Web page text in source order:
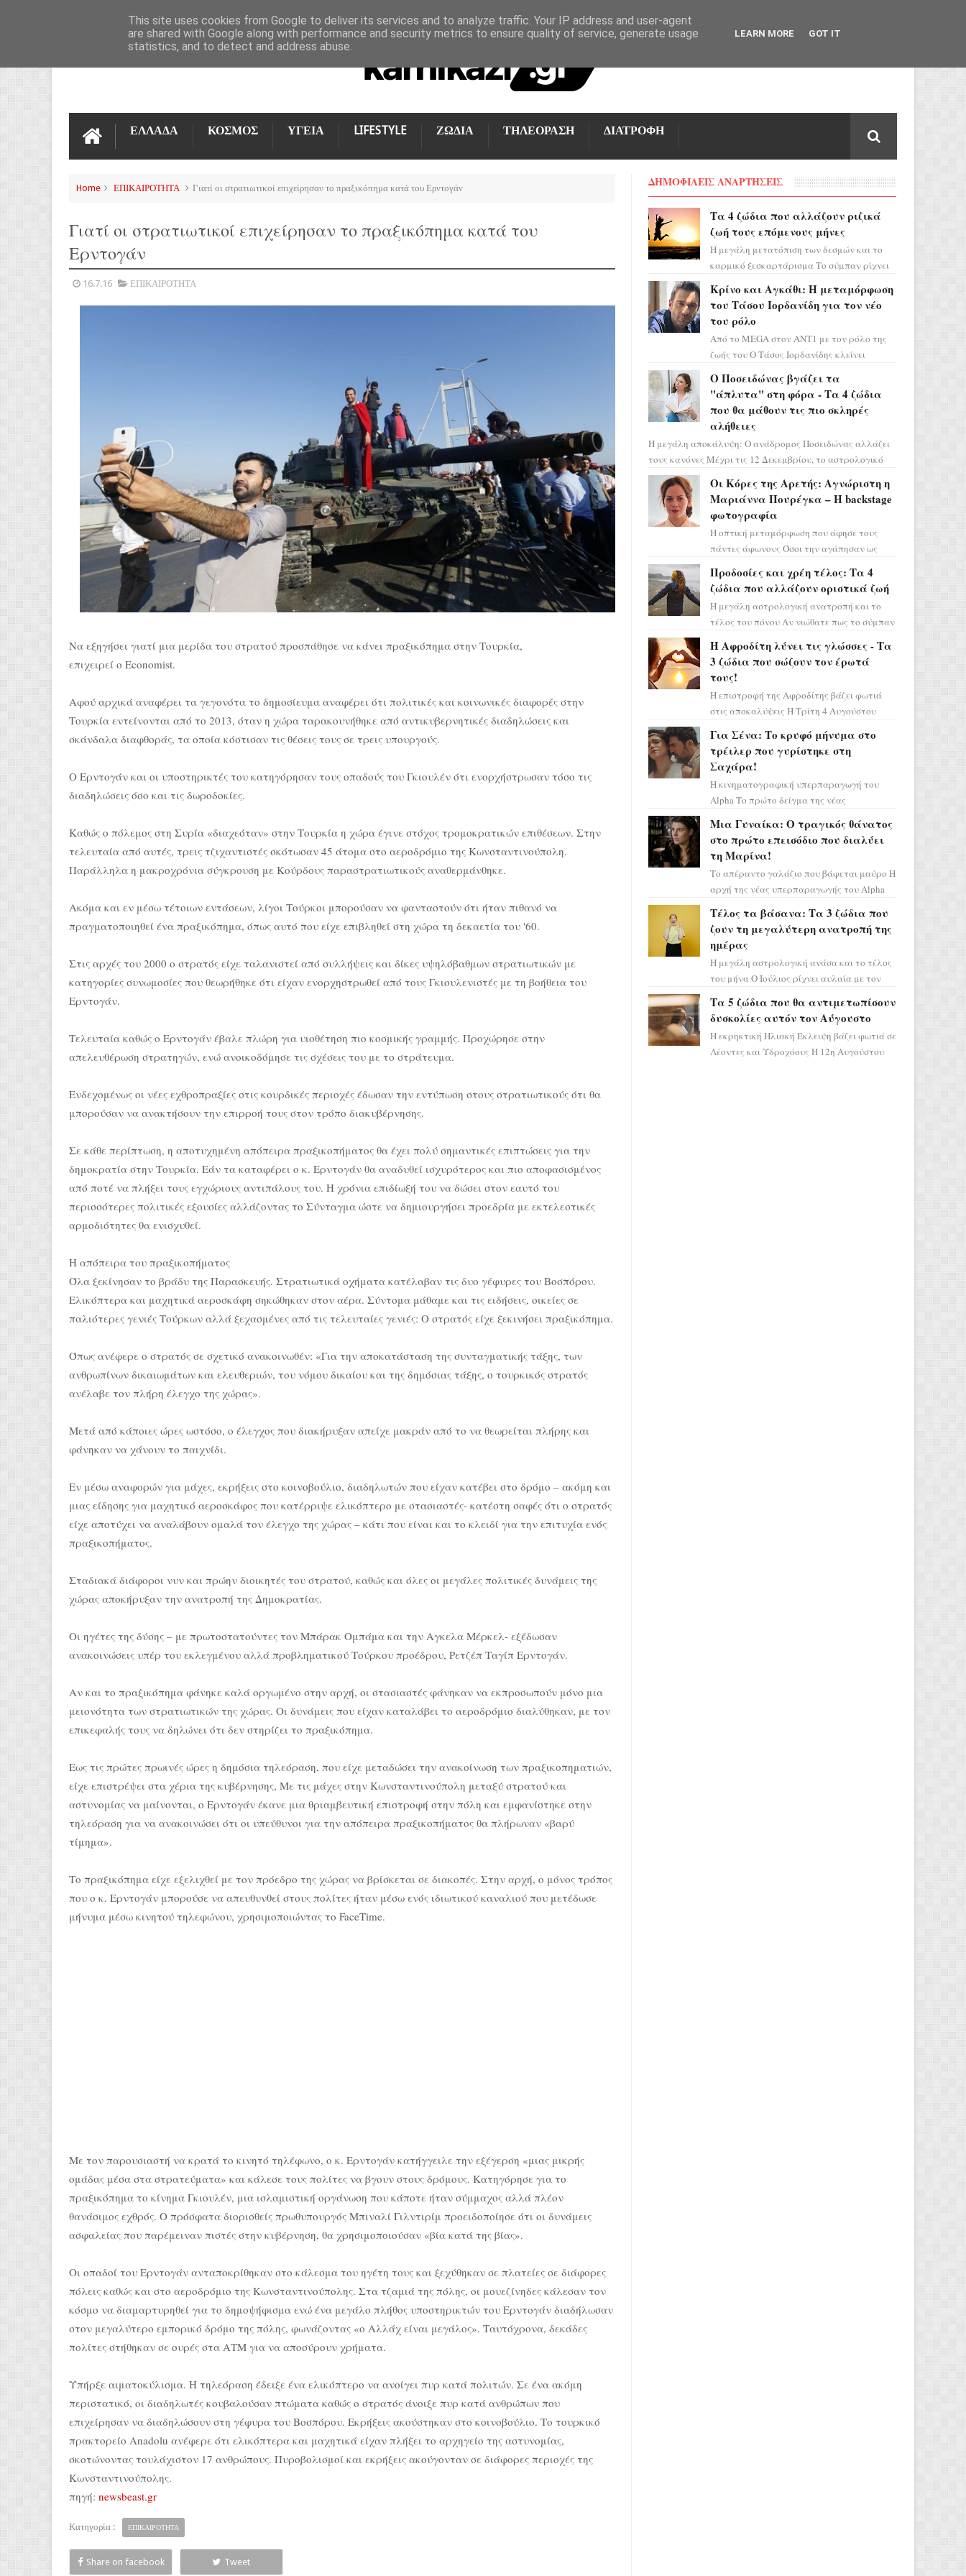
ΕΠΙΚΟΙΝΩΝΊΑ
ΕΛΛΑΔΑ ΚΟΣΜΟΣ ΥΓΕΙΑ LIFESTYLE ΖΩΔΙΑ ΤΗΛΕΟΡΑΣΗ ΔΙΑΤΡΟΦΗ
Home ΕΠΙΚΑΙΡΟΤΗΤΑ Γιατί οι στρατιωτικοί επιχείρησαν το πραξικόπημα κατά του Ερντογάν
Γιατί οι στρατιωτικοί επιχείρησαν το πραξικόπημα κατά του
Ερντογάν
16.7.16 ΕΠΙΚΑΙΡΟΤΗΤΑ
Να εξηγήσει γιατί μια μερίδα του στρατού προσπάθησε να κάνει πραξικόπημα στην Τουρκία,
επιχειρεί ο Economist.
Αφού αρχικά αναφέρει τα γεγονότα το δημοσίευμα αναφέρει ότι πολιτικές και κοινωνικές διαφορές στην
Τουρκία εντείνονται από το 2013, όταν η χώρα ταρακουνήθηκε από αντικυβερνητικές διαδηλώσεις και
σκάνδαλα διαφθοράς, τα οποία κόστισαν τις θέσεις τους σε τρεις υπουργούς.
Ο Ερντογάν και οι υποστηρικτές του κατηγόρησαν τους οπαδούς του Γκιουλέν ότι ενορχήστρωσαν τόσο τις
διαδηλώσεις όσο και τις δωροδοκίες.
Καθώς ο πόλεμος στη Συρία «διαχεόταν» στην Τουρκία η χώρα έγινε στόχος τρομοκρατικών επιθέσεων. Στην
τελευταία από αυτές, τρεις τζιχαντιστές σκότωσαν 45 άτομα στο αεροδρόμιο της Κωνσταντινούπολη.
Παράλληλα η μακροχρόνια σύγκρουση με Κούρδους παραστρατιωτικούς αναθερμάνθηκε.
Ακόμα και εν μέσω τέτοιων εντάσεων, λίγοι Τούρκοι μπορούσαν να φανταστούν ότι ήταν πιθανό να
πραγματοποιηθεί ένα πραξικόπημα, όπως αυτό που είχε επιβληθεί στη χώρα τη δεκαετία του '60.
Στις αρχές του 2000 ο στρατός είχε ταλανιστεί από συλλήψεις και δίκες υψηλόβαθμων στρατιωτικών με
κατηγορίες συνωμοσίες που θεωρήθηκε ότι είχαν ενορχηστρωθεί από τους Γκιουλενιστές με τη βοήθεια του
Ερντογάν.
Τελευταία καθώς ο Ερντογάν έβαλε πλώρη για υιοθέτηση πιο κοσμικής γραμμής. Προχώρησε στην
απελευθέρωση στρατηγών, ενώ ανοικοδόμησε τις σχέσεις του με το στράτευμα.
Ενδεχομένως οι νέες εχθροπραξίες στις κουρδικές περιοχές έδωσαν την εντύπωση στους στρατιωτικούς ότι θα
μπορούσαν να ανακτήσουν την επιρροή τους στον τρόπο διακυβέρνησης.
Σε κάθε περίπτωση, η αποτυχημένη απόπειρα πραξικοπήματος θα έχει πολύ σημαντικές επιπτώσεις για την
δημοκρατία στην Τουρκία. Εάν τα καταφέρει ο κ. Ερντογάν θα αναδυθεί ισχυρότερος και πιο αποφασισμένος
από ποτέ να πλήξει τους εγχώριους αντιπάλους του. Η χρόνια επιδίωξή του να δώσει στον εαυτό του
περισσότερες πολιτικές εξουσίες αλλάζοντας το Σύνταγμα ώστε να δημιουργήσει προεδρία με εκτελεστικές
αρμοδιότητες θα ενισχυθεί.
Η απόπειρα του πραξικοπήματος
Όλα ξεκίνησαν το βράδυ της Παρασκευής. Στρατιωτικά οχήματα κατέλαβαν τις δυο γέφυρες του Βοσπόρου.
Ελικόπτερα και μαχητικά αεροσκάφη σηκώθηκαν στον αέρα. Σύντομα μάθαμε και τις ειδήσεις, οικείες σε
παλιότερες γενιές Τούρκων αλλά ξεχασμένες από τις τελευταίες γενιές: Ο στρατός είχε ξεκινήσει πραξικόπημα.
Όπως ανέφερε ο στρατός σε σχετικό ανακοινωθέν: «Για την αποκατάσταση της συνταγματικής τάξης, των
ανθρωπίνων δικαιωμάτων και ελευθεριών, του νόμου δικαίου και της δημόσιας τάξης, ο τουρκικός στρατός
ανέλαβε τον πλήρη έλεγχο της χώρας».
Μετά από κάποιες ώρες ωστόσο, ο έλεγχος που διακήρυξαν απείχε μακράν από το να θεωρείται πλήρης και
φάνηκαν να χάνουν το παιχνίδι.
Εν μέσω αναφορών για μάχες, εκρήξεις στο κοινοβούλιο, διαδηλωτών που είχαν κατέβει στο δρόμο – ακόμη και
μιας είδησης για μαχητικό αεροσκάφος που κατέρριψε ελικόπτερο με στασιαστές- κατέστη σαφές ότι ο στρατός
είχε αποτύχει να αναλάβουν ομαλά τον έλεγχο της χώρας – κάτι που είναι και το κλειδί για την επιτυχία ενός
πραξικοπήματος.
Σταδιακά διάφοροι νυν και πρώην διοικητές του στρατού, καθώς και όλες οι μεγάλες πολιτικές δυνάμεις της
χώρας αποκήρυξαν την ανατροπή της Δημοκρατίας.
Οι ηγέτες της δύσης – με πρωτοστατούντες τον Μπάρακ Ομπάμα και την Αγκελα Μέρκελ- εξέδωσαν
ανακοινώσεις υπέρ του εκλεγμένου αλλά προβληματικού Τούρκου προέδρου, Ρετζέπ Ταγίπ Ερντογάν.
Αν και το πραξικόπημα φάνηκε καλά οργωμένο στην αρχή, οι στασιαστές φάνηκαν να εκπροσωπούν μόνο μια
μειονότητα των στρατιωτικών της χώρας. Οι δυνάμεις που είχαν καταλάβει το αεροδρόμιο διαλύθηκαν, με τον
επικεφαλής τους να δηλώνει ότι δεν στηρίζει το πραξικόπημα.
Εως τις πρώτες πρωινές ώρες η δημόσια τηλεόραση, που είχε μεταδώσει την ανακοίνωση των πραξικοπηματιών,
είχε επιστρέψει στα χέρια της κυβέρνησης, Με τις μάχες στην Κωνσταντινούπολη μεταξύ στρατού και
αστυνομίας να μαίνονται, ο Ερντογάν έκανε μια θριαμβευτική επιστροφή στην πόλη και εμφανίστηκε στην
τηλεόραση για να ανακοινώσει ότι οι υπεύθυνοι για την απόπειρα πραξικοπήματος θα πλήρωναν «βαρύ
τίμημα».
Το πραξικόπημα είχε εξελιχθεί με τον πρόεδρο της χώρας να βρίσκεται σε διακοπές. Στην αρχή, ο μόνος τρόπος
που ο κ. Ερντογάν μπορούσε να απευθυνθεί στους πολίτες ήταν μέσω ενός ιδιωτικού καναλιού που μετέδωσε
μήνυμα μέσω κινητού τηλεφώνου, χρησιμοποιώντας το FaceTime.
Με τον παρουσιαστή να κρατά το κινητό τηλέφωνο, ο κ. Ερντογάν κατήγγειλε την εξέγερση «μιας μικρής
ομάδας μέσα στα στρατεύματα» και κάλεσε τους πολίτες να βγουν στους δρόμους. Κατηγόρησε για το
πραξικόπημα το κίνημα Γκιουλέν, μια ισλαμιστική οργάνωση που κάποτε ήταν σύμμαχος αλλά πλέον
θανάσιμος εχθρός. Ο πρόσφατα διορισθείς πρωθυπουργός Μπιναλί Γιλντιρίμ προειδοποίησε ότι οι δυνάμεις
ασφαλείας που παρέμειναν πιστές στην κυβέρνηση, θα χρησιμοποιούσαν «βία κατά της βίας».
Οι οπαδοί του Ερντογάν ανταποκρίθηκαν στο κάλεσμα του ηγέτη τους και ξεχύθηκαν σε πλατείες σε διάφορες
πόλεις καθώς και στο αεροδρόμιο της Κωνσταντινούπολης. Στα τζαμιά της πόλης, οι μουεζίνηδες κάλεσαν τον
κόσμο να διαμαρτυρηθεί για το δημοψήφισμα ενώ ένα μεγάλο πλήθος υποστηρικτών του Ερντογάν διαδήλωσαν
στον μεγαλύτερο εμπορικό δρόμο της πόλης, φωνάζοντας «ο Αλλάχ είναι μεγάλος». Ταυτόχρονα, δεκάδες
πολίτες στήθηκαν σε ουρές στα ΑΤΜ για να αποσύρουν χρήματα.
Υπήρξε αιματοκύλισμα. Η τηλεόραση έδειξε ένα ελικόπτερο να ανοίγει πυρ κατά πολιτών. Σε ένα ακόμη
περιστατικό, οι διαδηλωτές κουβαλούσαν πτώματα καθώς ο στρατός άνοιξε πυρ κατά ανθρώπων που
επιχείρησαν να διαδηλώσουν στη γέφυρα του Βοσπόρου. Εκρήξεις ακούστηκαν στο κοινοβούλιο. Το τουρκικό
πρακτορείο Anadolu ανέφερε ότι ελικόπτερα και μαχητικά είχαν πλήξει το αρχηγείο της αστυνομίας,
σκοτώνοντας τουλάχιστον 17 ανθρώπους. Πυροβολισμοί και εκρήξεις ακούγονταν σε διάφορες περιοχές της
Κωνσταντινούπολης.
πηγή: newsbeast.gr
Κατηγορία : ΕΠΙΚΑΙΡΟΤΗΤΑ
Share on facebook Tweet
ΔΗΜΟΦΙΛΕΙΣ ΑΝΑΡΤΗΣΕΙΣ
Τα 4 ζώδια που αλλάζουν ριζικά
ζωή τους επόμενους μήνες
Η μεγάλη μετατόπιση των δεσμών και το
καρμικό ξεσκαρτάρισμα Το σύμπαν ρίχνει
προειδοποιεί: οι σελην...
Κρίνο και Αγκάθι: Η μεταμόρφωση
του Τάσου Ιορδανίδη για τον νέο
του ρόλο
Από το MEGA στον ΑΝΤ1 με τον ρόλο της
ζωής του Ο Τάσος Ιορδανίδης κλείνει
επιτυχίας «Μια Νύχτα Μόνο» ...
Ο Ποσειδώνας βγάζει τα
"άπλυτα" στη φόρα - Τα 4 ζώδια
που θα μάθουν τις πιο σκληρές
αλήθειες
Η μεγάλη αποκάλυψη: Ο ανάδρομος Ποσειδώνας αλλάζει
τους κανόνες Μέχρι τις 12 Δεκεμβρίου, το αστρολογικό
σκηνικό θυμίζει ταινία μυστηρίου ...
Οι Κόρες της Αρετής: Αγνώριστη η
Μαριάννα Πουρέγκα – H backstage
φωτογραφία
Η οπτική μεταμόρφωση που άφησε τους
πάντες άφωνους Όσοι την αγάπησαν ως
πρέπει τώρα να προετοιμαστο...
Προδοσίες και χρέη τέλος: Τα 4
ζώδια που αλλάζουν οριστικά ζωή
Η μεγάλη αστρολογική ανατροπή και το
τέλος του πόνου Αν νιώθατε πως το σύμπαν
πάρετε μια βαθιά α...
Η Αφροδίτη λύνει τις γλώσσες - Τα
3 ζώδια που σώζουν τον έρωτά
τους!
Η επιστροφή της Αφροδίτης βάζει φωτιά
στις αποκαλύψεις Η Τρίτη 4 Αυγούστου
ορόσημο, καθώς η Αφροδίτη πρ...
Για Σένα: Το κρυφό μήνυμα στο
τρέιλερ που γυρίστηκε στη
Σαχάρα!
Η κινηματογραφική υπερπαραγωγή του
Alpha Το πρώτο δείγμα της νέας
η αισθητική του ξεπερνά κάθε π...
Μια Γυναίκα: Ο τραγικός θάνατος
στο πρώτο επεισόδιο που διαλύει
τη Μαρίνα!
Το απέραντο γαλάζιο που βάφεται μαύρο Η
αρχή της νέας υπερπαραγωγής του Alpha
πλημμυρισμένο από...
Τέλος τα βάσανα: Τα 3 ζώδια που
ζουν τη μεγαλύτερη ανατροπή της
ημέρας
Η μεγάλη αστρολογική ανάσα και το τέλος
του μήνα Ο Ιούλιος ρίχνει αυλαία με τον
περνάει στο ζώδιο τω...
Τα 5 ζώδια που θα αντιμετωπίσουν
δυσκολίες αυτόν τον Αύγουστο
Η εκρηκτική Ηλιακή Έκλειψη βάζει φωτιά σε
Λέοντες και Υδροχόους Η 12η Αυγούστου
This site uses cookies from Google to deliver its services and to analyze traffic. Your IP address and user-agent
are shared with Google along with performance and security metrics to ensure quality of service, generate usage
statistics, and to detect and address abuse.
LEARN MORE GOT IT